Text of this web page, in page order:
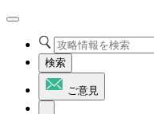
検索
ご意見